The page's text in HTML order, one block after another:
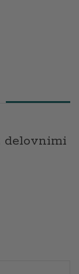
delovnimi